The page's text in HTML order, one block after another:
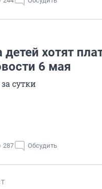
хотят
6 мая
сутки
287 Обсудить